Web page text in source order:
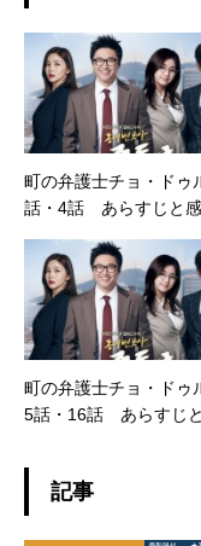
町の弁護士チョ・ド
話・4話 あらすじと
町の弁護士チョ・ド
5話・16話 あらすじ
記事